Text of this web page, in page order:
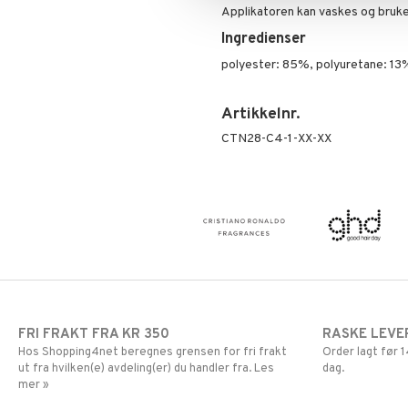
Applikatoren kan vaskes og
Ingredienser
polyester: 85%, polyuretane:
Artikkelnr.
CTN28-C4-1-XX-XX
FRI FRAKT FRA KR 350
Hos Shopping4net beregnes grensen for fri frakt
ut fra hvilken(e) avdeling(er) du handler fra. Les
mer »
RASKE
Order lagt før
dag.